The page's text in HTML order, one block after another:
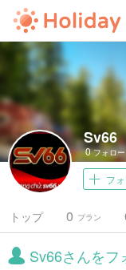
Sv66
0フォロー
フ
トップ プラン
0
Sv66さんをフ